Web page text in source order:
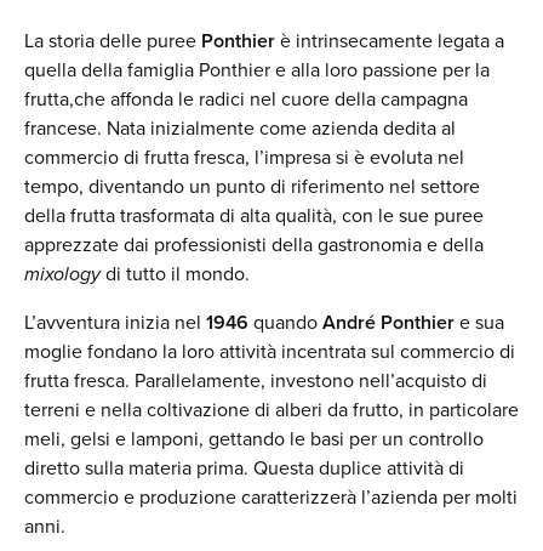
La storia delle puree Ponthierè intrinsecamente legata a
quella della famiglia Ponthier e alla loro passione per la
frutta,che affonda le radici nel cuore della campagna
francese. Nata inizialmente come azienda dedita al
commercio di frutta fresca, l’impresa si è evoluta nel
tempo, diventando un punto di riferimento nel settore
della frutta trasformata di alta qualità, con le sue puree
apprezzate dai professionisti della gastronomia e della
mixologydi tutto il mondo.
L’avventura inizia nel 1946 quandoAndré Ponthiere sua
moglie fondano la loro attività incentrata sul commercio di
frutta fresca. Parallelamente, investono nell’acquisto di
terreni e nella coltivazione di alberi da frutto, in particolare
meli, gelsi e lamponi, gettando le basi per un controllo
diretto sulla materia prima. Questa duplice attività di
commercio e produzione caratterizzerà l’azienda per molti
anni.